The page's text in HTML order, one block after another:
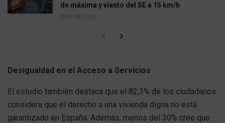
de máxima y viento del SE a 15 km/h
09/08/2026
Desigualdad en el Acceso a Servicios
El estudio también destaca que el 82,3% de los ciudadanos
considera que el derecho a una vivienda digna no está
garantizado en España. Además, menos del 30% cree que